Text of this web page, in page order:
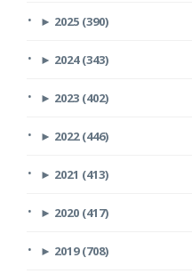
► 2025 (390)
► 2024 (343)
► 2023 (402)
► 2022 (446)
► 2021 (413)
► 2020 (417)
► 2019 (708)